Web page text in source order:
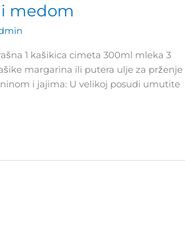
medom
1 kašikica cimeta 300ml mleka 3
margarina ili putera ulje za prženje
i jajima: U velikoj posudi umutite